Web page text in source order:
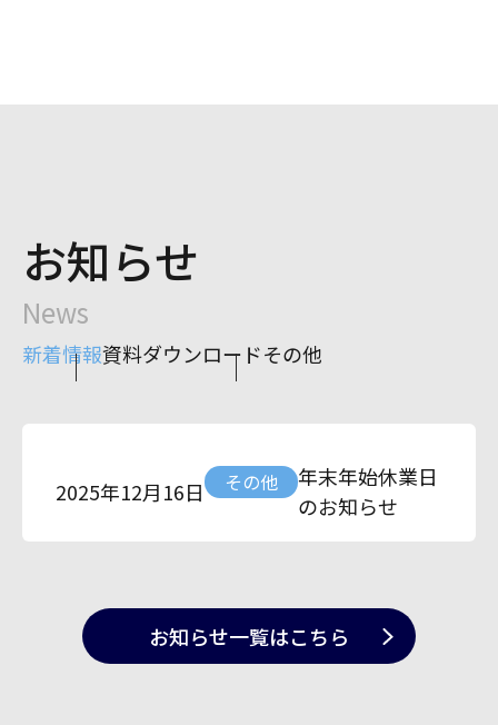
お知らせ
News
新着情報資料ダウンロードその他
2025年12月16日 その他
年末年始休業日
のお知らせ
お知らせ一覧はこちら